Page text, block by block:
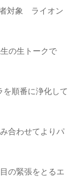
対象 ライオン
の生トークで
順番に浄化して
合わせてよりパ
の緊張をとるエ